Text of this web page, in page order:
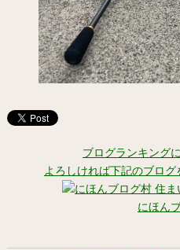
ブログランキング
よろしければ下記のブログ
にほん